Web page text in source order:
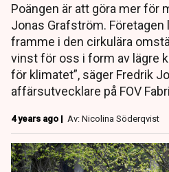
Poängen är att göra mer för
Jonas Grafström. Företagen
framme i den cirkulära
vinst för oss i form av lägre
för klimatet”, säger Fredrik
affärsutvecklare på FOV
4 years ago | Av: Nicolina Söderqvist